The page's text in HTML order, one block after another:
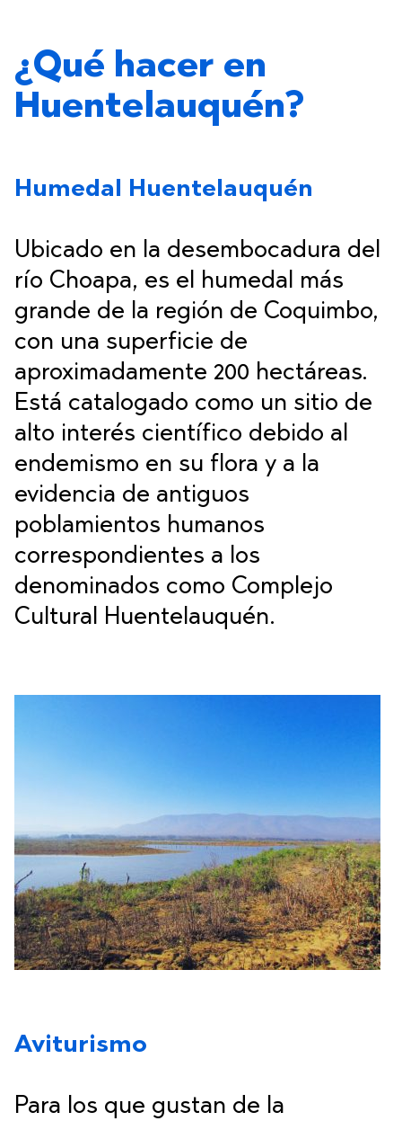
¿Qué hacer en
Huentelauquén?
Humedal Huentelauquén
Ubicado en la desembocadura del
río Choapa, es el humedal más
grande de la región de Coquimbo,
con una superficie de
aproximadamente 200 hectáreas.
Está catalogado como un sitio de
alto interés científico debido al
endemismo en su flora y a la
evidencia de antiguos
poblamientos humanos
correspondientes a los
denominados como Complejo
Cultural Huentelauquén.
Aviturismo
Para los que gustan de la